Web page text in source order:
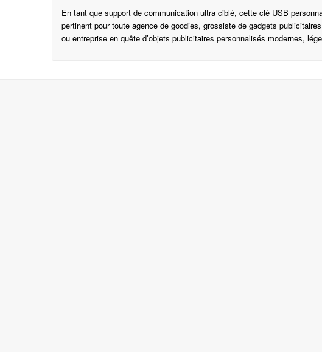
En tant que support de communication ultra ciblé, cette clé USB
pertinent pour toute agence de goodies, grossiste de gadgets
ou entreprise en quête d’objets publicitaires personnalisés modernes,